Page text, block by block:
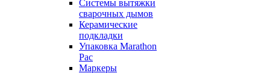
Системы вытяжки
сварочных дымов
Керамические
подкладки
Упаковка Marathon
Pac
Маркеры